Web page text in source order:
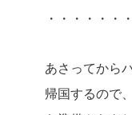
・・・・・・
あさってから
帰国するので